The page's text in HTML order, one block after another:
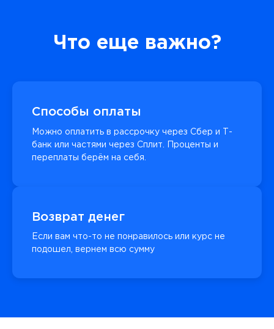
Что еще важно?
Способы оплаты
Можно оплатить в рассрочку через Сбер и Т-
банк или частями через Сплит. Проценты и
переплаты берём на себя.
Возврат денег
Если вам что-то не понравилось или курс не
подошел, вернем всю сумму